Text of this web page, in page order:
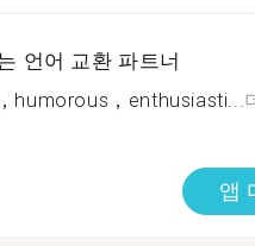
언어 교환 파트너
humorous，enthusiasti...
앱